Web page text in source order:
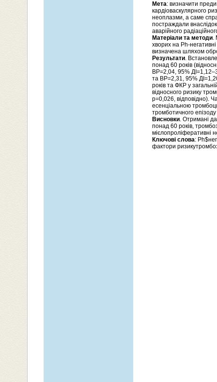
Мета: визначити
кардіоваскулярного
неоплазми, а саме
постраждали
аварійного
Матеріали та методи.
хворих на Ph-
визначена шляхом
Результати.
понад 60 років
ВР=2,04, 95%
та ВР=2,31, 95%
років та ФКР у
відносного ризику
р=0,026, відповідно).
есенціальною
тромботичного
Висновки. Отримані
понад 60 років,
мієлопроліферативні
Ключові слова:
фактори